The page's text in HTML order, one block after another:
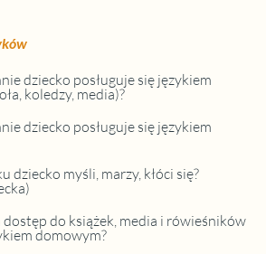
dziecko posługuje się językiem
koledzy, media)?
dziecko posługuje się językiem
dziecko myśli, marzy, kłóci się?
dostęp do książek, media i rówieśników
domowym?